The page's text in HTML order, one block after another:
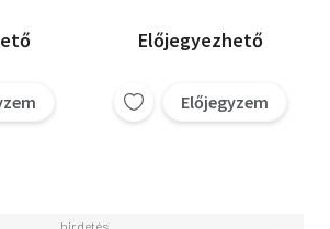
Előjegyezhető
Előjegyzem